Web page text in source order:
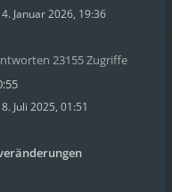
Januar 2026, 19:36
23155 Zugriffe
Juli 2025, 01:51